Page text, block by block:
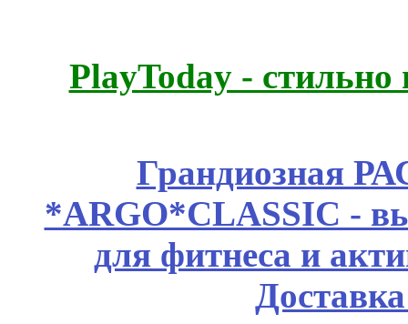
PlayToday -
Грандиозная
*ARGO*CLASSIC -
для фитнеса и